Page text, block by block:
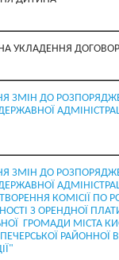
УКЛАДЕННЯ
ЗМІН ДО
ЗМІН ДО
КОМІСІЇ ПО
З ОРЕНДНОЇ
ГРОМАДИ МІСТА
РАЙОННОЇ